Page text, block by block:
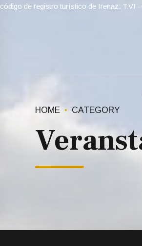
código de registro turístico de Irenaz: T.VI
HOME CATEGORY